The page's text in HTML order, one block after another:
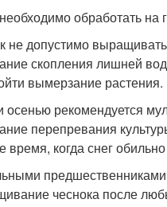
обработать
не допустимо
скопления лишней
вымерзание растения.
осенью рекомендуется
перепревания
время, когда снег
предшественниками
чеснока после